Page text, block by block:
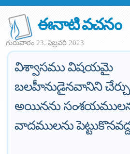
ఈనాటి వచనం
గురువారం 23. ఫిబ్రవరి 2023
విశ్వాసము విషయమై
బలహీనుడైనవానిని
అయినను
వాదములను